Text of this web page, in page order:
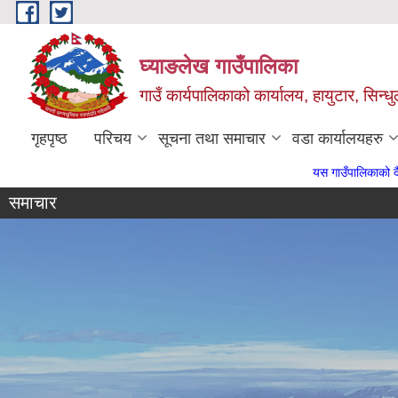
Skip to main content
घ्याङलेख गाउँपालिका
गाउँ कार्यपालिकाको कार्यालय, हायुटार,
गृहपृष्ठ परिचय सूचना तथा समाचार वडा कार्यालयहरु
यस गाउँपालिकाको दैनिक प्रशासनिक
समाचार